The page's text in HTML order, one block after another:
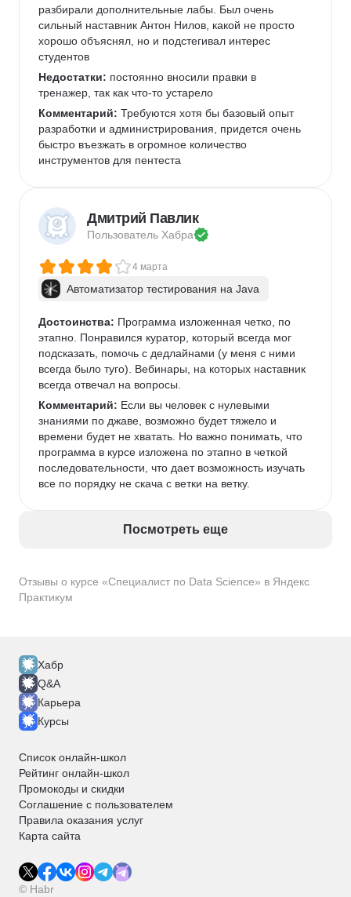
Отзывы о курсе «Специалист по Data Science» в Яндекс
Практикум
разбирали дополнительные лабы. Был очень
сильный наставник Антон Нилов, какой не просто
хорошо объяснял, но и подстегивал интерес
студентов
Недостатки: постоянно вносили правки в
тренажер, так как что-то устарело
Комментарий: Требуются хотя бы базовый опыт
разработки и администрирования, придется очень
быстро въезжать в огромное количество
инструментов для пентеста
Дмитрий Павлик
Пользователь Хабра
4 марта
Автоматизатор тестирования на Java
Достоинства: Программа изложенная четко, по
этапно. Понравился куратор, который всегда мог
подсказать, помочь с дедлайнами (у меня с ними
всегда было туго). Вебинары, на которых наставник
всегда отвечал на вопросы.
Комментарий: Если вы человек с нулевыми
знаниями по джаве, возможно будет тяжело и
времени будет не хватать. Но важно понимать, что
программа в курсе изложена по этапно в четкой
последовательности, что дает возможность изучать
все по порядку не скача с ветки на ветку.
Посмотреть еще
Хабр
Q&A
Карьера
Курсы
Список онлайн-школ
Рейтинг онлайн-школ
Промокоды и скидки
Соглашение с пользователем
Правила оказания услуг
Карта сайта
© Habr